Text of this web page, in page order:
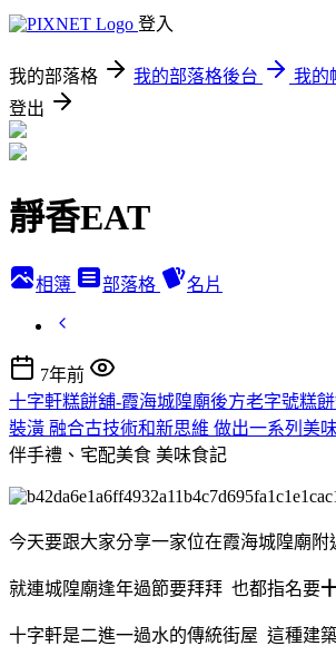
登入
我的部落格 我的部落格後台
我的
登出
靜香EAT
相簿 部落格 名片
7年前
十字軒糕餅舖-霞海城隍廟後方老字號糕
裝潢 融合古技術和新思維 做出一系列美
伴手禮、宅配美食 美味食記
今天要跟大家分享一家位在霞海城隍廟附
就連城隍廟逢年過節要拜拜 也都指名要
十字軒是二進一過水的傳統街屋 這種建